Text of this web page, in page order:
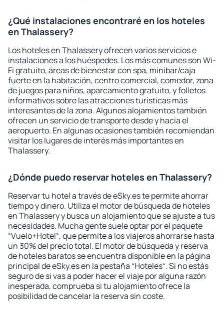
¿Qué instalaciones encontraré en los hoteles
en Thalassery?
Los hoteles en Thalassery ofrecen varios servicios e
instalaciones a los huéspedes. Los más comunes son Wi-
Fi gratuito, áreas de bienestar con spa, minibar/caja
fuerte en la habitación, centro comercial, comedor, zona
de juegos para niños, aparcamiento gratuito, y folletos
informativos sobre las atracciones turísticas más
interesantes de la zona. Algunos alojamientos también
ofrecen un servicio de transporte desde y hacia el
aeropuerto. En algunas ocasiones también recomiendan
visitar los lugares de interés más importantes en
Thalassery.
¿Dónde puedo reservar hoteles en Thalassery?
Reservar tu hotel a través de eSky.es te permite ahorrar
tiempo y dinero. Utiliza el motor de búsqueda de hoteles
en Thalassery y busca un alojamiento que se ajuste a tus
necesidades. Mucha gente suele optar por el paquete
“Vuelo+Hotel“, que permite a los viajeros ahorrarse hasta
un 30% del precio total. El motor de búsqueda y reserva
de hoteles baratos se encuentra disponible en la página
principal de eSky.es en la pestaña “Hoteles“. Si no estás
seguro de si vas a poder hacer el viaje por alguna razón
inesperada, comprueba si tu alojamiento ofrece la
posibilidad de cancelar la reserva sin coste.